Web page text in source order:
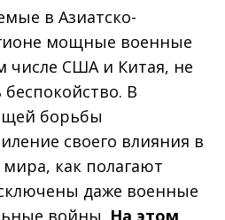
в Азиатско-
мощные военные
числе США и Китая, не
В
борьбы
своего влияния в
как полагают
даже военные